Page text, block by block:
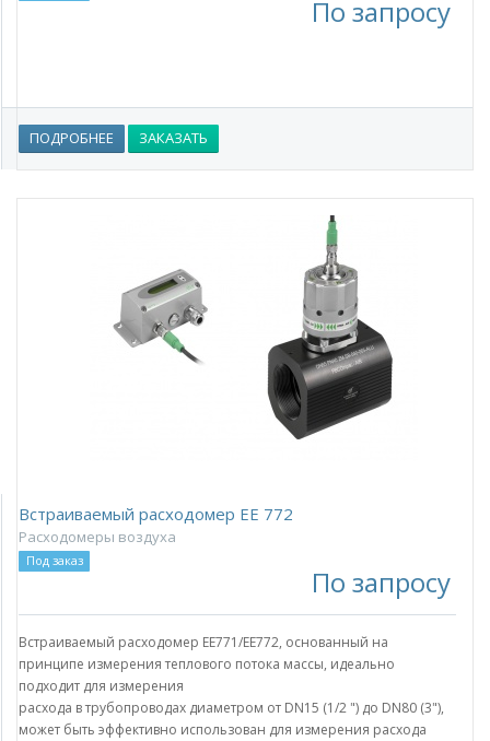
По запросу
ПОДРОБНЕЕ ЗАКАЗАТЬ
Встраиваемый расходомер EE 772
Расходомеры воздуха
Под заказ
По запросу
Встраиваемый расходомер EE771/EE772, основанный на
принципе измерения теплового потока массы, идеально
подходит для измерения
расхода в трубопроводах диаметром от DN15 (1/2 ") до DN80 (3"),
может быть эффективно использован для измерения расхода